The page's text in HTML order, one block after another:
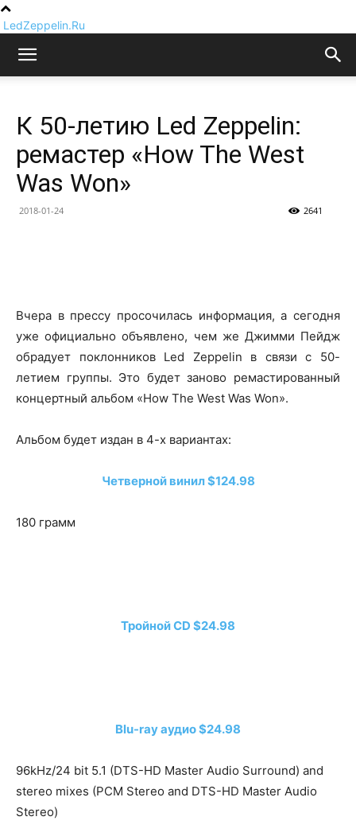
LedZeppelin.Ru
К 50-летию Led Zeppelin:
ремастер «How The West
Was Won»
2018-01-24 2641
Вчера в прессу просочилась информация, а сегодня
уже официально объявлено, чем же Джимми Пейдж
обрадует поклонников Led Zeppelin в связи с 50-
летием группы. Это будет заново ремастированный
концертный альбом «How The West Was Won».
Альбом будет издан в 4-х вариантах:
Четверной винил $124.98
180 грамм
Тройной CD $24.98
Blu-ray аудио $24.98
96kHz/24 bit 5.1 (DTS-HD Master Audio Surround) and
stereo mixes (PCM Stereo and DTS-HD Master Audio
Stereo)